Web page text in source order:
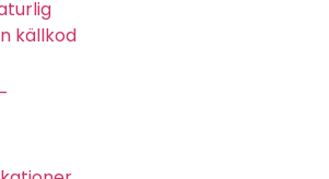
källkod